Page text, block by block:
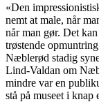
«Den
nemt at male, når
når man gør. Det
trøstende
Næblerød stadig
Lind-Valdan om
mindre var en
stå på museet i knap